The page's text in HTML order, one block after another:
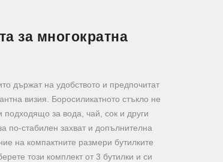
за многократна
държат на удобството и предпочитат
визия. Боросиликатното стъкло не
подходящо за вода, чай, сок и други
по-стабилен захват и допълнителна
на компактните размери бутилките
този комплект от 3 бутилки и си